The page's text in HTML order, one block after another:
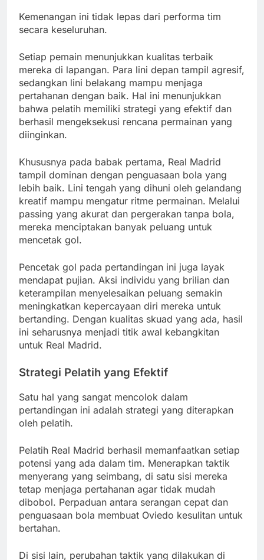
Kemenangan ini tidak lepas dari performa tim
secara keseluruhan.
Setiap pemain menunjukkan kualitas terbaik
mereka di lapangan. Para lini depan tampil agresif,
sedangkan lini belakang mampu menjaga
pertahanan dengan baik. Hal ini menunjukkan
bahwa pelatih memiliki strategi yang efektif dan
berhasil mengeksekusi rencana permainan yang
diinginkan.
Khususnya pada babak pertama, Real Madrid
tampil dominan dengan penguasaan bola yang
lebih baik. Lini tengah yang dihuni oleh gelandang
kreatif mampu mengatur ritme permainan. Melalui
passing yang akurat dan pergerakan tanpa bola,
mereka menciptakan banyak peluang untuk
mencetak gol.
Pencetak gol pada pertandingan ini juga layak
mendapat pujian. Aksi individu yang brilian dan
keterampilan menyelesaikan peluang semakin
meningkatkan kepercayaan diri mereka untuk
bertanding. Dengan kualitas skuad yang ada, hasil
ini seharusnya menjadi titik awal kebangkitan
untuk Real Madrid.
Strategi Pelatih yang Efektif
Satu hal yang sangat mencolok dalam
pertandingan ini adalah strategi yang diterapkan
oleh pelatih.
Pelatih Real Madrid berhasil memanfaatkan setiap
potensi yang ada dalam tim. Menerapkan taktik
menyerang yang seimbang, di satu sisi mereka
tetap menjaga pertahanan agar tidak mudah
dibobol. Perpaduan antara serangan cepat dan
penguasaan bola membuat Oviedo kesulitan untuk
bertahan.
Di sisi lain, perubahan taktik yang dilakukan di